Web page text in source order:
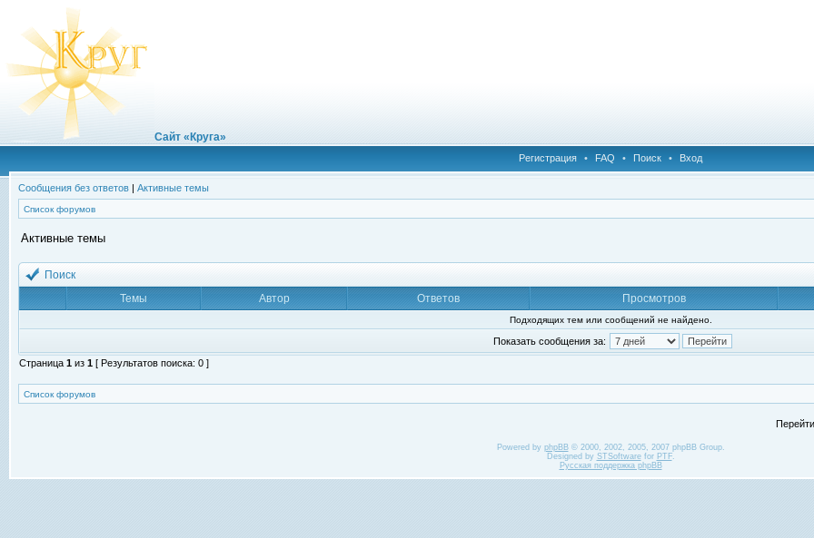
Сайт «Круга»
Регистрация • FAQ • Поиск • Вход
Сообщения без ответов | Активные темы
Список форумов
Активные темы
Поиск
Темы
Автор Ответов Просмотров
Подходящих тем или сообщений не найдено.
Показать сообщения за:
Страница 1 из 1 [ Результатов поиска: 0 ]
Список форумов
Powered by phpBB© 2000, 2002, 2005, 2007 phpBB Group.
Designed by STSoftwarefor PTF.
Русская поддержка phpBB